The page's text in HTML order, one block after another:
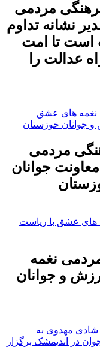
مردمی
نشانه تداوم
است تا امت
عدالت را
مردمی
جوانان
نغمه
و جوانان